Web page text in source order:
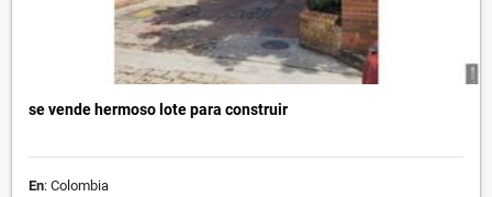
se vende hermoso lote para construir
En: Colombia